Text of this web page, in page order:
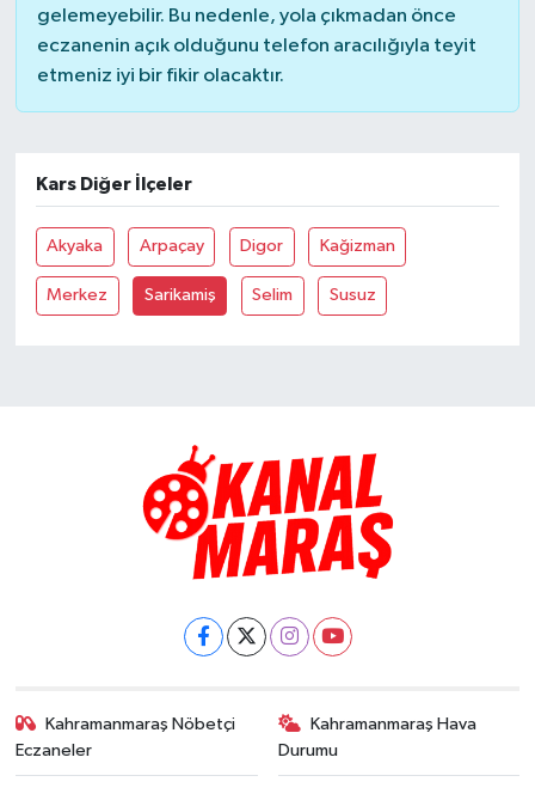
gelemeyebilir. Bu nedenle, yola çıkmadan önce
eczanenin açık olduğunu telefon aracılığıyla teyit
etmeniz iyi bir fikir olacaktır.
Kars Diğer İlçeler
Akyaka Arpaçay Digor Kağizman
Merkez Sarikamiş Selim Susuz
Kahramanmaraş Nöbetçi
Eczaneler
Kahramanmaraş Hava
Durumu
TREND
MEDYA
TEKNOLOJİ
YAŞAM
KÜLTÜR SANAT